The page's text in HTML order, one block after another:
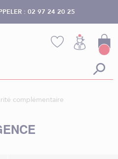
: 02 97 24 20 25
complémentaire